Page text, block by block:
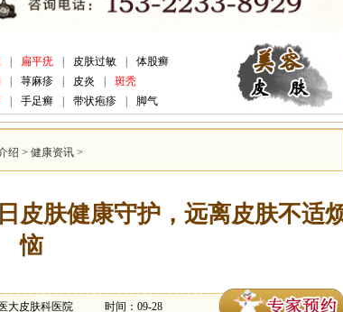
扁平疣 皮肤过敏
体股癣
荨麻疹 皮炎
斑秃
手足癣 带状疱疹 脚气
绍 > 健康资讯 >
皮肤健康守护，远离皮肤不适
恼
大皮肤科医院 时间：09-28